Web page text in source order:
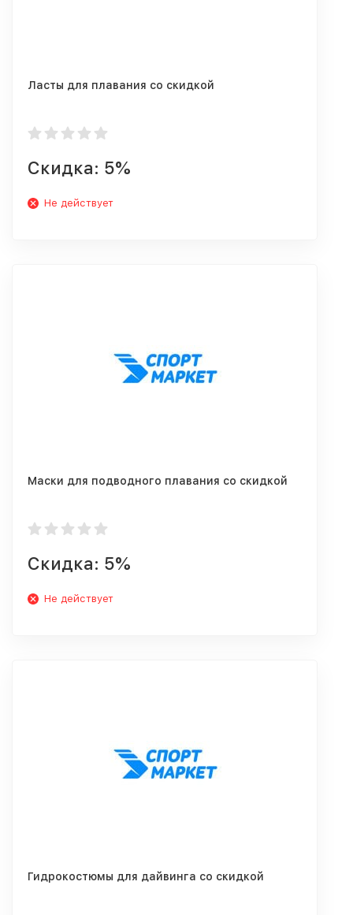
Ласты для плавания со скидкой
Скидка: 5%
Не действует
Маски для подводного плавания со скидкой
Скидка: 5%
Не действует
Гидрокостюмы для дайвинга со скидкой